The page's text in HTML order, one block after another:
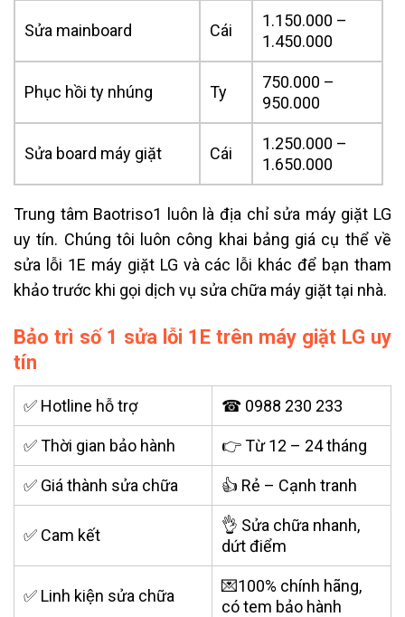
Sửa mainboard Cái
1.150.000 –
1.450.000
Phục hồi ty nhúng Ty
750.000 –
950.000
Sửa board máy giặt Cái
1.250.000 –
1.650.000
Trung tâm Baotriso1 luôn là địa chỉ sửa máy giặt LG
uy tín. Chúng tôi luôn công khai bảng giá cụ thể về
sửa lỗi 1E máy giặt LG và các lỗi khác để bạn tham
khảo trước khi gọi dịch vụ sửa chữa máy giặt tại nhà.
Bảo trì số 1 sửa lỗi 1E trên máy giặt LG uy
tín
✅ Hotline hỗ trợ ☎ 0988 230 233
✅ Thời gian bảo hành 👉 Từ 12 – 24 tháng
✅ Giá thành sửa chữa 👍 Rẻ – Cạnh tranh
✅ Cam kết
👌 Sửa chữa nhanh,
dứt điểm
✅ Linh kiện sửa chữa
💌100% chính hãng,
có tem bảo hành